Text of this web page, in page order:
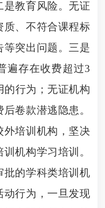
教育风险。无证
质、不符合课程标
等突出问题。三是
遍存在收费超过3
的行为；无证机构
卷款潜逃隐患。
外培训机构，坚决
机构学习培训。
批的学科类培训机
动行为，一旦发现